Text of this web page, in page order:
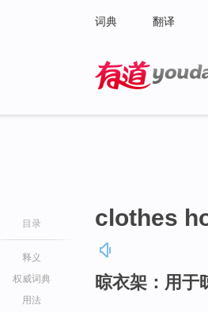
词典 翻译
目录
释义
权威词典
用法
clothes
晾衣架：用于